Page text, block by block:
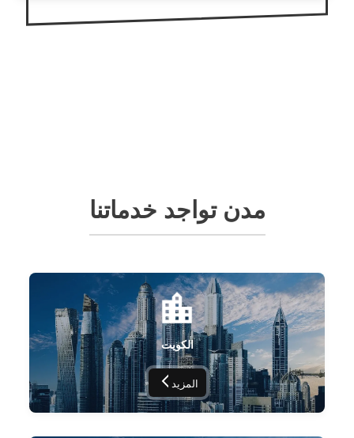
مدن تواجد خدماتنا
الكويت
المزيد